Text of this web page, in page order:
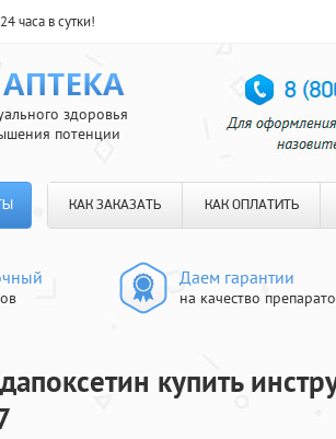
часа в сутки!
здоровья
потенции
КАК ЗАКАЗАТЬ КАК ОПЛАТИТЬ
Даем гарантии
на качество
купить